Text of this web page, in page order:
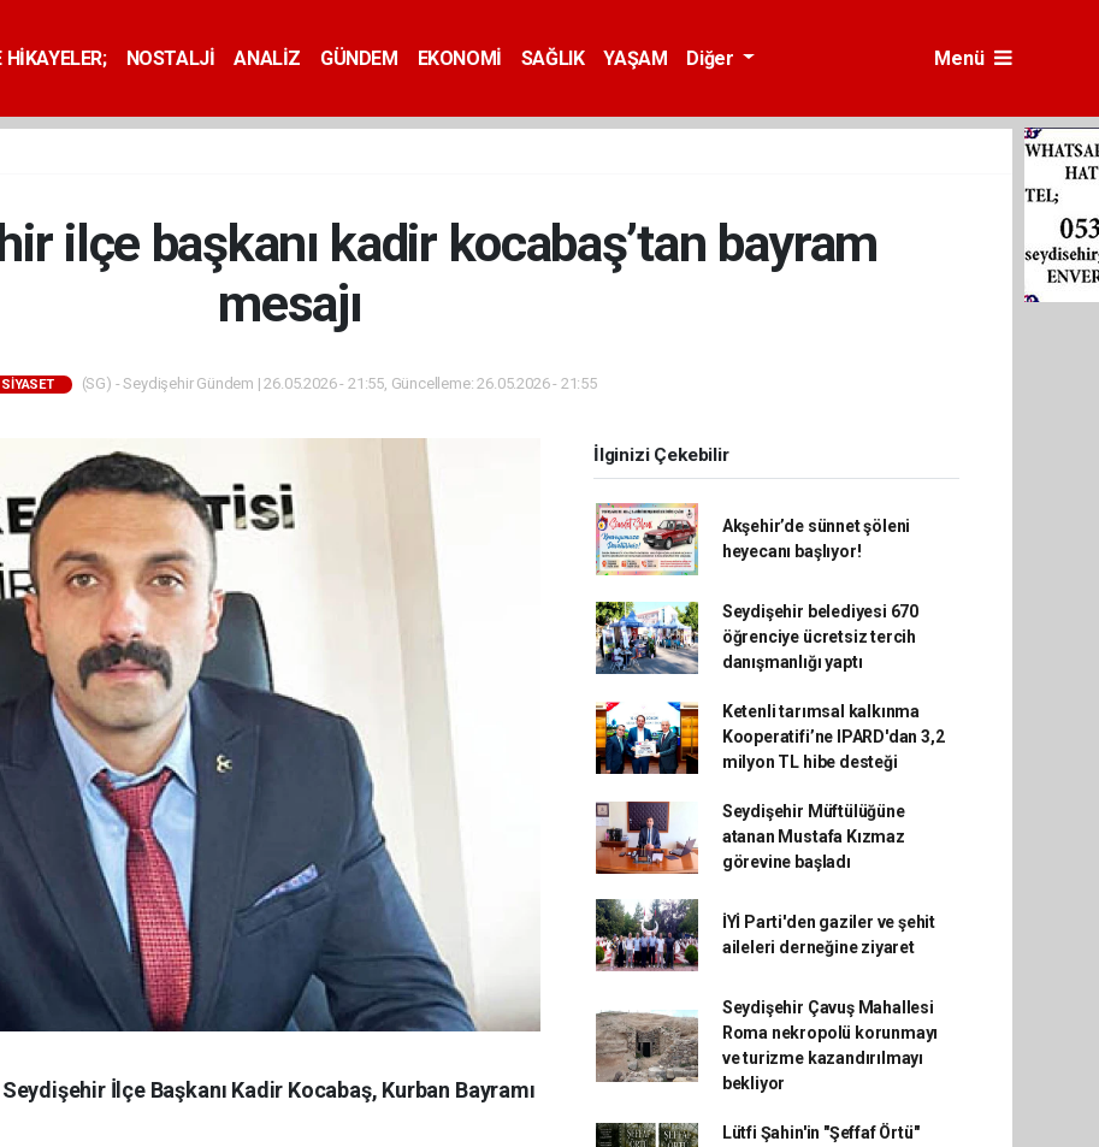
HİKAYELER; NOSTALJİ ANALİZ GÜNDEM EKONOMİ SAĞLIK YAŞAM Diğer Menü
ilçe başkanı kadir kocabaş’tan bayram
mesajı
SİYASET (SG) - Seydişehir Gündem | 26.05.2026 - 21:55, Güncelleme: 26.05.2026 - 21:55
İlçe Başkanı Kadir Kocabaş, Kurban Bayramı
İlginizi Çekebilir
Akşehir’de sünnet şöleni
heyecanı başlıyor!
Seydişehir belediyesi 670
öğrenciye ücretsiz tercih
danışmanlığı yaptı
Ketenli tarımsal kalkınma
Kooperatifi’ne IPARD'dan 3,2
milyon TL hibe desteği
Seydişehir Müftülüğüne
atanan Mustafa Kızmaz
görevine başladı
İYİ Parti'den gaziler ve şehit
aileleri derneğine ziyaret
Seydişehir Çavuş Mahallesi
Roma nekropolü korunmayı
ve turizme kazandırılmayı
bekliyor
Lütfi Şahin'in "Şeffaf Örtü"